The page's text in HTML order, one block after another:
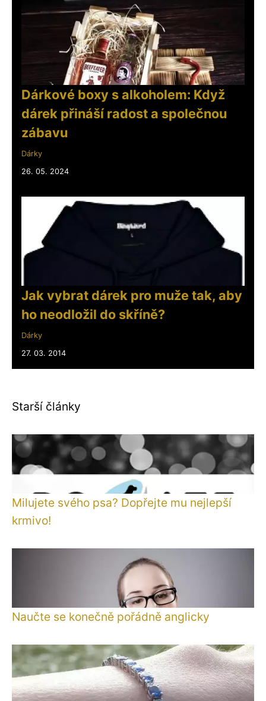
Dárkové boxy s alkoholem: Když
dárek přináší radost a společnou
zábavu
Dárky
26. 05. 2024
Jak vybrat dárek pro muže tak, aby
ho neodložil do skříně?
Dárky
27. 03. 2014
Starší články
Milujete svého psa? Dopřejte mu nejlepší
krmivo!
Naučte se konečně pořádně anglicky